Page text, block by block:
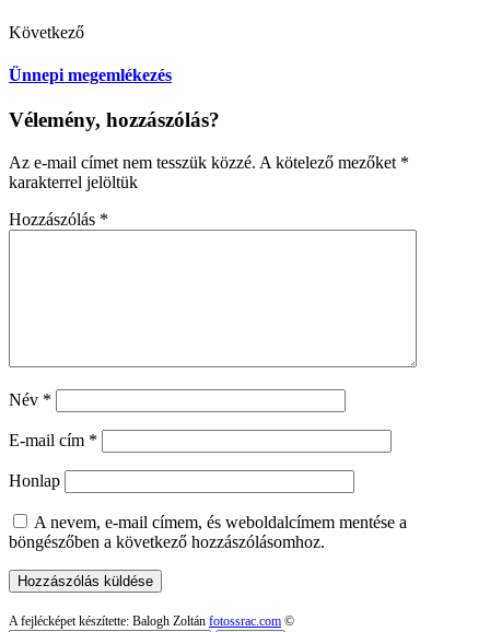
Következő
Ünnepi megemlékezés
Vélemény, hozzászólás?
Az e-mail címet nem tesszük közzé. A kötelező mezőket *
karakterrel jelöltük
Hozzászólás *
Név *
E-mail cím *
Honlap
A nevem, e-mail címem, és weboldalcímem mentése a
böngészőben a következő hozzászólásomhoz.
A fejlécképet készítette: Balogh Zoltán fotossrac.com ©